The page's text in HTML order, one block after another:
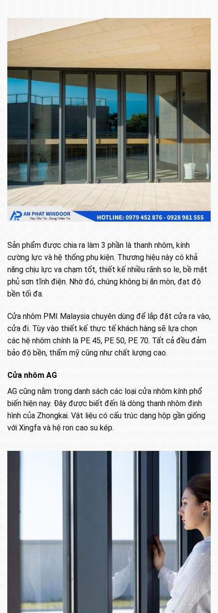
Sản phẩm được chia ra làm 3 phần là thanh nhôm, kính
cường lực và hệ thống phụ kiện. Thương hiệu này có khả
năng chịu lực va chạm tốt, thiết kế nhiều rãnh so le, bề mặt
phủ sơn tĩnh điện. Nhờ đó, chúng không bị ăn mòn, đạt độ
bền tối đa.
Cửa nhôm PMI Malaysia chuyên dùng để lắp đặt cửa ra vào,
cửa đi. Tùy vào thiết kế thực tế khách hàng sẽ lựa chọn
các hệ nhôm chính là PE 45, PE 50, PE 70. Tất cả đều đảm
bảo độ bền, thẩm mỹ cũng như chất lượng cao.
Cửa nhôm AG
AG cũng nằm trong danh sách các loại cửa nhôm kính phổ
biến hiện nay. Đây được biết đến là dòng thanh nhôm định
hình của Zhongkai. Vật liệu có cấu trúc dạng hộp gần giống
với Xingfa và hệ ron cao su kép.